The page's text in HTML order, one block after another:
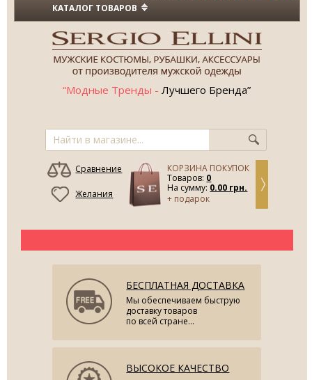
КАТАЛОГ ТОВАРОВ
“Модные Тренды - Лучшего Бренда”
КОРЗИНА ПОКУПОК
Товаров: 0
На сумму: 0.00 грн.
+ подарок
Сравнение
Желания
БЕСПЛАТНАЯ ДОСТАВКА
Мы обеспечиваем быструю
доставку товаров
по всей стране...
ВЫСОКОЕ КАЧЕСТВО